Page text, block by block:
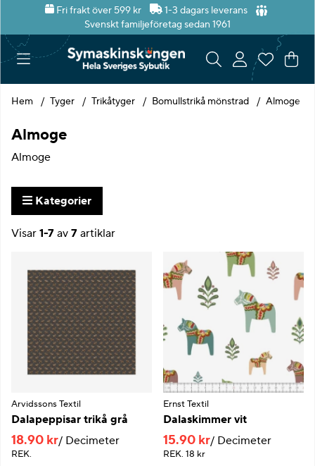
Fri frakt över 599 kr
1-3 dagars leverans
Svenskt familjeföretag sedan 1961
.
Hem Tyger Trikåtyger Bomullstrikå mönstrad Almoge
Almoge
Almoge
Kategorier
Visar 1-7 av 7 artiklar
Arvidssons Textil
Dalapeppisar trikå grå
18.90 kr Decimeter
REK.
Ernst Textil
Dalaskimmer vit
15.90 kr Decimeter
REK. 18 kr